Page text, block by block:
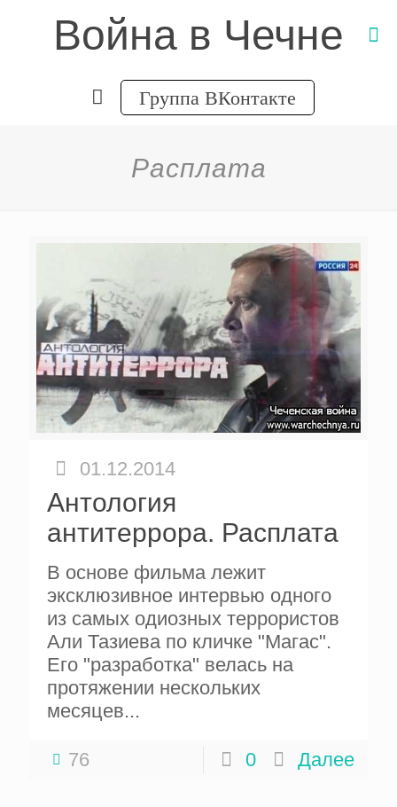
Война в Чечне
Группа ВКонтакте
Расплата
01.12.2014
Антология
антитеррора. Расплата
В основе фильма лежит
эксклюзивное интервью одного
из самых одиозных террористов
Али Тазиева по кличке "Магас".
Его "разработка" велась на
протяжении нескольких
месяцев...
76 0 Далее